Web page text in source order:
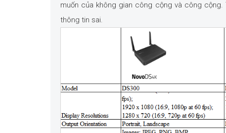
muốn của không gian công cộng và công cộng.
thông tin sai.